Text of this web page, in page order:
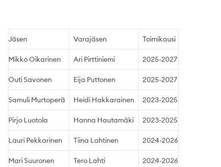
Jäsen Varajäsen Toimikausi
Mikko Oikarinen Ari Pirttiniemi 2025-2027
Outi Savonen Eija Puttonen 2025-2027
Samuli Murtoperä Heidi Hakkarainen 2023-2025
Pirjo Luotola Hanna Hautamäki 2023-2025
Lauri Pekkarinen Tiina Lahtinen 2024-2026
Mari Suuronen Tero Lahti 2024-2026